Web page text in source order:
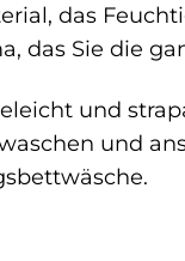
das
das Sie die
und
und